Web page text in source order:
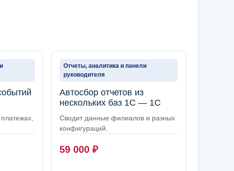
Отчеты, аналитика и панели
руководителя
Автосбор отчетов из
нескольких баз 1С — 1С
Сводит данные филиалов и разных
конфигураций.
59 000 ₽